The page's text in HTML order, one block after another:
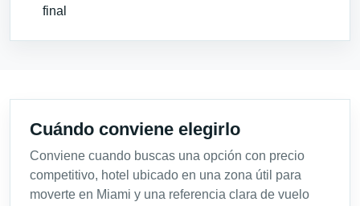
final
Cuándo conviene elegirlo
Conviene cuando buscas una opción con precio
competitivo, hotel ubicado en una zona útil para
moverte en Miami y una referencia clara de vuelo